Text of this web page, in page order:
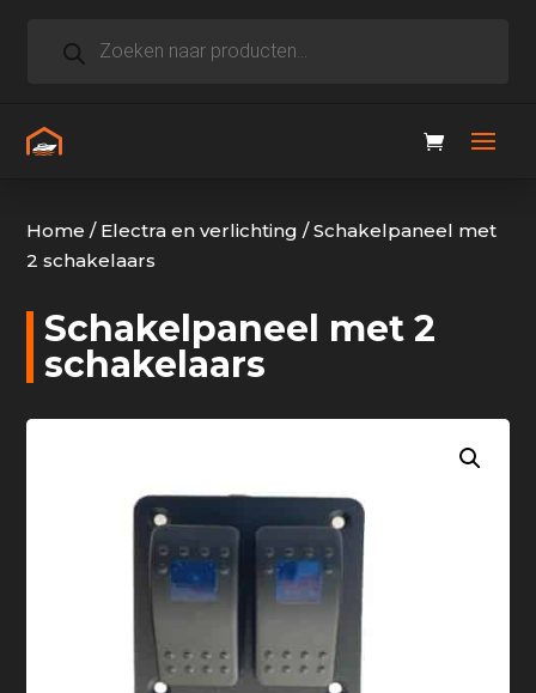
zoeken
Home / Electra en verlichting /Schakelpaneel met
2 schakelaars
Schakelpaneel met 2
schakelaars